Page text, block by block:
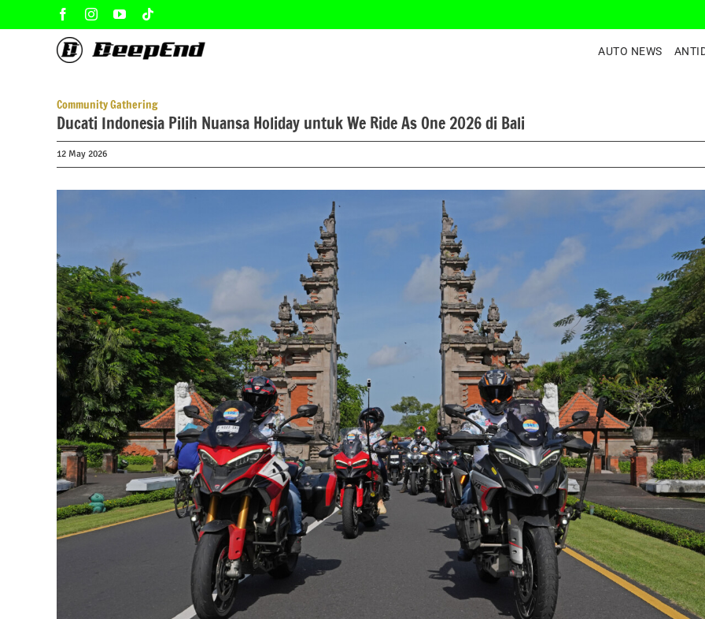
to
FacebookInstagramYouTube
AUTO NEWS
Community Gathering
Ducati Indonesia Pilih Nuansa Holiday untuk We Ride As One 2026 di Bali
12 May 2026